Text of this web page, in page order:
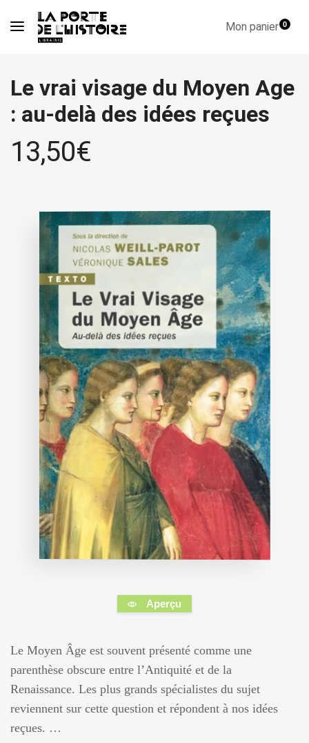
Mon panier0
Le vrai visage du Moyen Age
: au-delà des idées reçues
13,50€
Aperçu
Le Moyen Âge est souvent présenté comme une
parenthèse obscure entre l’Antiquité et de la
Renaissance. Les plus grands spécialistes du sujet
reviennent sur cette question et répondent à nos idées
reçues. …